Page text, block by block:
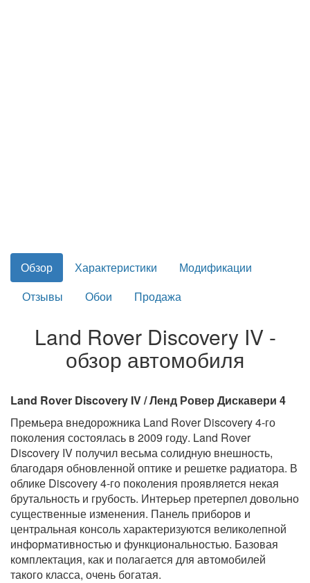
Обзор Характеристики
Модификации
Отзывы
Обои Продажа
Land Rover Discovery IV -
обзор автомобиля
Land Rover Discovery IV / Ленд Ровер Дискавери 4
Премьера внедорожника Land Rover Discovery 4-го
поколения состоялась в 2009 году. Land Rover
Discovery IV получил весьма солидную внешность,
благодаря обновленной оптике и решетке радиатора. В
облике Discovery 4-го поколения проявляется некая
брутальность и грубость. Интерьер претерпел довольно
существенные изменения. Панель приборов и
центральная консоль характеризуются великолепной
информативностью и функциональностью. Базовая
комплектация, как и полагается для автомобилей
такого класса, очень богатая.